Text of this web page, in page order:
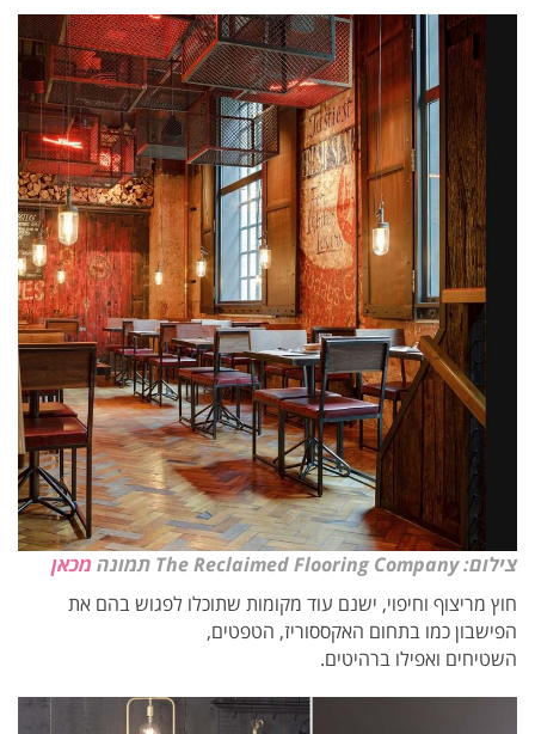
צילום: The Reclaimed Flooring Company תמונה
מכאן
חוץ מריצוף וחיפוי, ישנם עוד מקומות שתוכלו לפגוש בהם את
הפישבון כמו בתחום האקססוריז, הטפטים,
השטיחים ואפילו ברהיטים.